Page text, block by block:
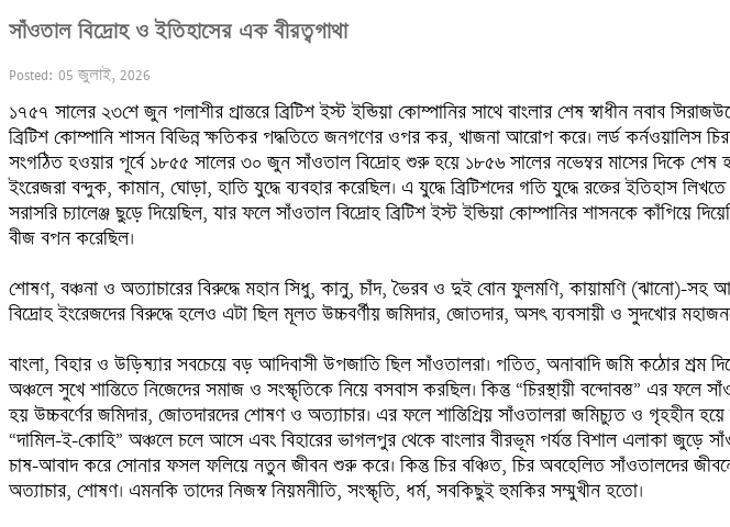
সাঁওতাল বিদ্রোহ ও ইতিহাসের এক বীরত্বগাথা
Posted: 05 জুলাই, 2026
১৭৫৭ সালের ২৩শে জুন পলাশীর প্রান্তরে ব্রিটিশ ইস্ট ইন্ডিয়া কোম্পানির সাথে বাংলার শেষ স্বাধীন নবাব
ব্রিটিশ কোম্পানি শাসন বিভিন্ন ক্ষতিকর পদ্ধতিতে জনগণের ওপর কর, খাজনা আরোপ করে। লর্ড কর্নওয়ালিস
সংগঠিত হওয়ার পূর্বে ১৮৫৫ সালের ৩০ জুন সাঁওতাল বিদ্রোহ শুরু হয়ে ১৮৫৬ সালের নভেম্বর মাসের দিকে
ইংরেজরা বন্দুক, কামান, ঘোড়া, হাতি যুদ্ধে ব্যবহার করেছিল। এ যুদ্ধে ব্রিটিশদের গতি যুদ্ধে রক্তের ইতিহাস
সরাসরি চ্যালেঞ্জ ছুড়ে দিয়েছিল, যার ফলে সাঁওতাল বিদ্রোহ ব্রিটিশ ইস্ট ইন্ডিয়া কোম্পানির শাসনকে কাঁপিয়ে
বীজ বপন করেছিল।
শোষণ, বঞ্চনা ও অত্যাচারের বিরুদ্ধে মহান সিধু, কানু, চাঁদ, ভৈরব ও দুই বোন ফুলমণি, কায়ামণি (ঝানো)-সহ
বিদ্রোহ ইংরেজদের বিরুদ্ধে হলেও এটা ছিল মূলত উচ্চবর্ণীয় জমিদার, জোতদার, অসৎ ব্যবসায়ী ও সুদখোর
বাংলা, বিহার ও উড়িষ্যার সবচেয়ে বড় আদিবাসী উপজাতি ছিল সাঁওতালরা। পতিত, অনাবাদি জমি কঠোর শ্রম
অঞ্চলে সুখে শান্তিতে নিজেদের সমাজ ও সংস্কৃতিকে নিয়ে বসবাস করছিল। কিন্তু “চিরস্থায়ী বন্দোবস্ত” এর
হয় উচ্চবর্ণের জমিদার, জোতদারদের শোষণ ও অত্যাচার। এর ফলে শান্তিপ্রিয় সাঁওতালরা জমিচ্যুত ও গৃহহীন হয়ে
“দামিল-ই-কোহি” অঞ্চলে চলে আসে এবং বিহারের ভাগলপুর থেকে বাংলার বীরভূম পর্যন্ত বিশাল এলাকা জুড়ে
চাষ-আবাদ করে সোনার ফসল ফলিয়ে নতুন জীবন শুরু করে। কিন্তু চির বঞ্চিত, চির অবহেলিত সাঁওতালদের
অত্যাচার, শোষণ। এমনকি তাদের নিজস্ব নিয়মনীতি, সংস্কৃতি, ধর্ম, সবকিছুই হুমকির সম্মুখীন হতো।